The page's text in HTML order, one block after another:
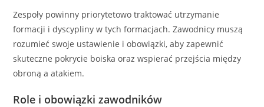
Zespoły powinny priorytetowo traktować utrzymanie
formacji i dyscypliny w tych formacjach. Zawodnicy muszą
rozumieć swoje ustawienie i obowiązki, aby zapewnić
skuteczne pokrycie boiska oraz wspierać przejścia między
obroną a atakiem.
Role i obowiązki zawodników